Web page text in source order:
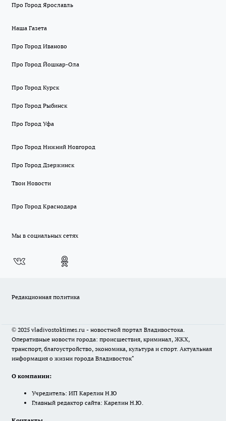
Про Город Ярославль
Наша Газета
Про Город Иваново
Про Город Йошкар-Ола
Про Город Курск
Про Город Рыбинск
Про Город Уфа
Про Город Нижний Новгород
Про Город Дзержинск
Твои Новости
Про Город Краснодара
Мы в социальных сетях
Редакционная политика
© 2025 vladivostoktimes.ru - новостной портал Владивостока.
Оперативные новости города: происшествия, криминал, ЖКХ,
транспорт, благоустройство, экономика, культура и спорт. Актуальная
информация о жизни города Владивосток"
О компании:
Учредитель: ИП Карелин Н.Ю
Главный редактор сайта: Карелин Н.Ю.